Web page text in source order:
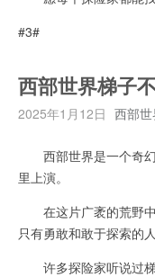
#3#
西部世界梯子
2025年1月12日 西部
西部世界是一个奇幻
里上演。
在这片广袤的荒野中
只有勇敢和敢于探索的
许多探险家听说过梯